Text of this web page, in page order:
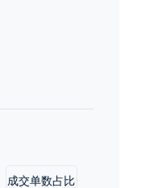
成交单数占比